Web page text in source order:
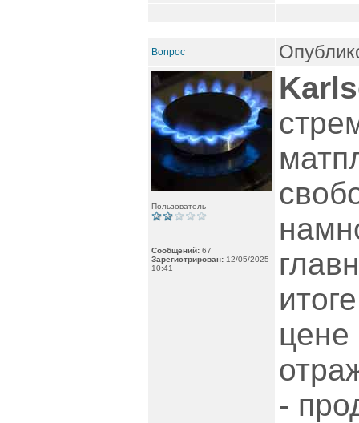
Bonpoc
Пользователь
Сообщений: 67
Зарегистрирован: 12/05/2025
10:41
цене
-